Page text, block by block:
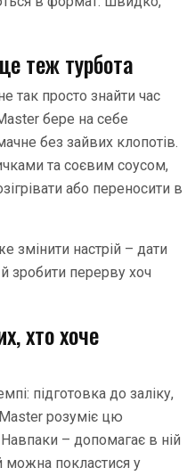
теж турбота
так просто знайти час
бере на себе
без зайвих клопотів.
та соєвим соусом,
або переносити в
змінити настрій – дати
зробити перерву хоч
хто хоче
підготовка до заліку,
Master розуміє цю
– допомагає в ній
можна покластися у